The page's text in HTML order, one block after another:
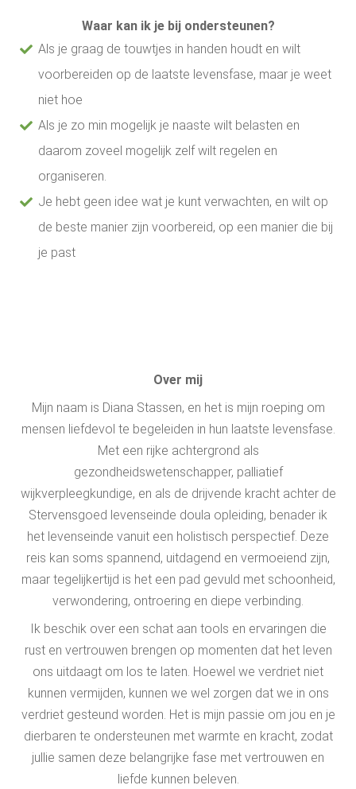
Waar kan ik je bij ondersteunen?
Als je graag de touwtjes in handen houdt en wilt
voorbereiden op de laatste levensfase, maar je weet
niet hoe
Als je zo min mogelijk je naaste wilt belasten en
daarom zoveel mogelijk zelf wilt regelen en
organiseren.
Je hebt geen idee wat je kunt verwachten, en wilt op
de beste manier zijn voorbereid, op een manier die bij
je past
Over mij
Mijn naam is Diana Stassen, en het is mijn roeping om
mensen liefdevol te begeleiden in hun laatste levensfase.
Met een rijke achtergrond als
gezondheidswetenschapper, palliatief
wijkverpleegkundige, en als de drijvende kracht achter de
Stervensgoed levenseinde doula opleiding, benader ik
het levenseinde vanuit een holistisch perspectief. Deze
reis kan soms spannend, uitdagend en vermoeiend zijn,
maar tegelijkertijd is het een pad gevuld met schoonheid,
verwondering, ontroering en diepe verbinding.
Ik beschik over een schat aan tools en ervaringen die
rust en vertrouwen brengen op momenten dat het leven
ons uitdaagt om los te laten. Hoewel we verdriet niet
kunnen vermijden, kunnen we wel zorgen dat we in ons
verdriet gesteund worden. Het is mijn passie om jou en je
dierbaren te ondersteunen met warmte en kracht, zodat
jullie samen deze belangrijke fase met vertrouwen en
liefde kunnen beleven.